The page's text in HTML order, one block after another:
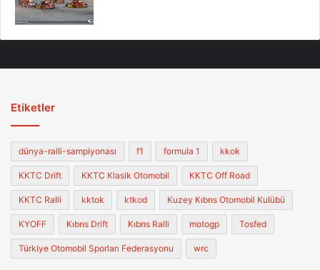
temelini oluşturan, yol ölçüm ve yön bulma aracıdır.
Bunun en ünlü ve en bilindik markası “HALDA”
olduğundan dolayı, bu camialar içinde adı da halda
olarak kaldı. Diğer bilindik markalar; Belmog, Terratrip
ve ülkemizde kullanılan Brantz’dır. Bu cihazlar eskiden,
sürat yarışlarında bilinmedik bir ülkeye yarışmaya
giden ralli araçlarına takılırdı. Etaplarda kaybolmamak
için, kendilerine verilen yol notlarındaki mesafelere
bakarak gidecekleri yeri bulmakta kullanılan, kalibre
Etiketler
dünya-ralli-sampiyonası f1 formula 1 kkok
KKTC Drift KKTC Klasik Otomobil KKTC Off Road
KKTC Ralli kktok ktkod Kuzey Kıbrıs Otomobil Kulübü
KYOFF Kıbrıs Drift Kıbrıs Ralli motogp Tosfed
Türkiye Otomobil Sporları Federasyonu wrc